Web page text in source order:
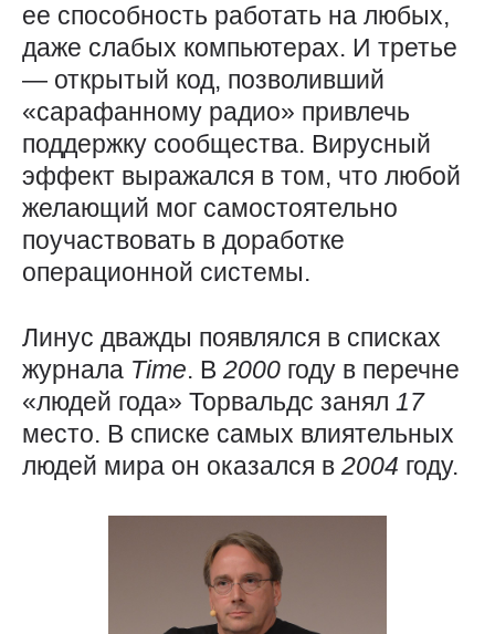
ее способность работать на любых,
даже слабых компьютерах. И третье
— открытый код, позволивший
«сарафанному радио» привлечь
поддержку сообщества. Вирусный
эффект выражался в том, что любой
желающий мог самостоятельно
поучаствовать в доработке
операционной системы.
Линус дважды появлялся в списках
журнала Time. В 2000 году в перечне
«людей года» Торвальдс занял 17
место. В списке самых влиятельных
людей мира он оказался в 2004 году.